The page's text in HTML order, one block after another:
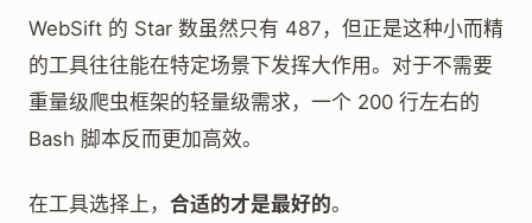
WebSift 的 Star 数虽然只有 487，但正是这种小而精
的工具往往能在特定场景下发挥大作用。对于不需要
重量级爬虫框架的轻量级需求，一个 200 行左右的
Bash 脚本反而更加高效。
在工具选择上， 合适的才是最好的。